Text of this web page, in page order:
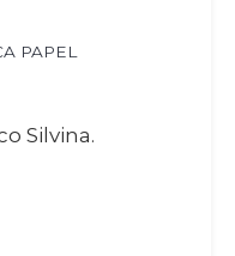
PAPEL
Silvina.